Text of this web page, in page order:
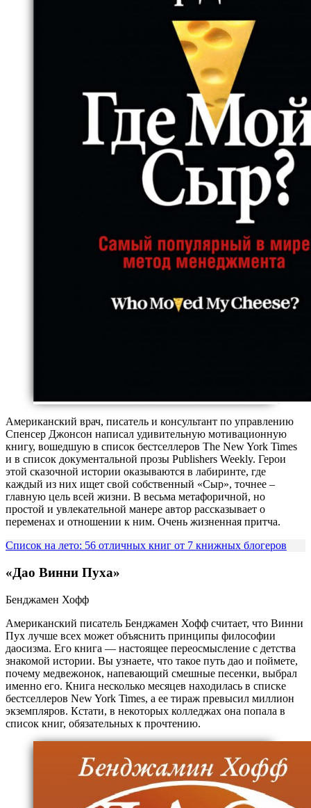
Американский врач, писатель и консультант по управлению
Спенсер Джонсон написал удивительную мотивационную
книгу, вошедшую в список бестселлеров The New York Times
и в список документальной прозы Publishers Weekly. Герои
этой сказочной истории оказываются в лабиринте, где
каждый из них ищет свой собственный «Сыр», точнее –
главную цель всей жизни. В весьма метафоричной, но
простой и увлекательной манере автор рассказывает о
переменах и отношении к ним. Очень жизненная притча.
Список на лето: 56 отличных книг от 7 книжных блогеров
«Дао Винни Пуха»
Бенджамен Хофф
Американский писатель Бенджамен Хофф считает, что Винни
Пух лучше всех может объяснить принципы философии
даосизма. Его книга — настоящее переосмысление с детства
знакомой истории. Вы узнаете, что такое путь дао и поймете,
почему медвежонок, напевающий смешные песенки, выбрал
именно его. Книга несколько месяцев находилась в списке
бестселлеров New York Times, а ее тираж превысил миллион
экземпляров. Кстати, в некоторых колледжах она попала в
список книг, обязательных к прочтению.